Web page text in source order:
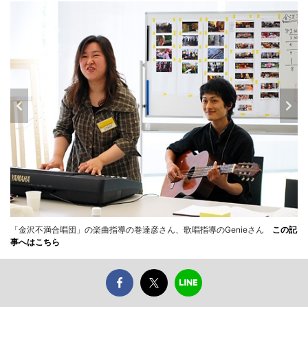
「金沢不満合唱団」の楽曲指導の巻達彦さん、歌唱指導のGenieさん この記
事へはこちら